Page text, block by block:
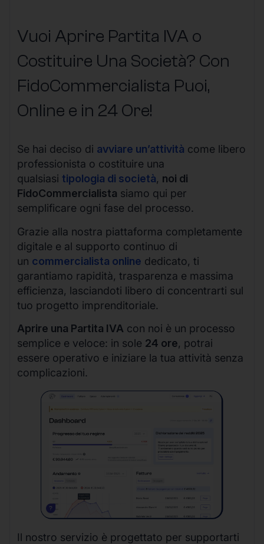
Vuoi Aprire Partita IVA o
Costituire Una Società? Con
FidoCommercialista Puoi,
Online e in 24 Ore!
Se hai deciso di avviare un’attività come libero
professionista o costituire una
qualsiasi tipologia di società, noi di
FidoCommercialista siamo qui per
semplificare ogni fase del processo.
Grazie alla nostra piattaforma completamente
digitale e al supporto continuo di
un commercialista online dedicato, ti
garantiamo rapidità, trasparenza e massima
efficienza, lasciandoti libero di concentrarti sul
tuo progetto imprenditoriale.
Aprire una Partita IVA con noi è un processo
semplice e veloce: in sole 24 ore, potrai
essere operativo e iniziare la tua attività senza
complicazioni.
Il nostro servizio è progettato per supportarti